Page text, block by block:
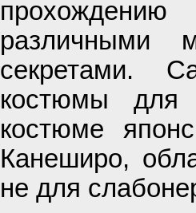
прохождению
различными
секретами.
костюмы
костюме
Канеширо,
не для